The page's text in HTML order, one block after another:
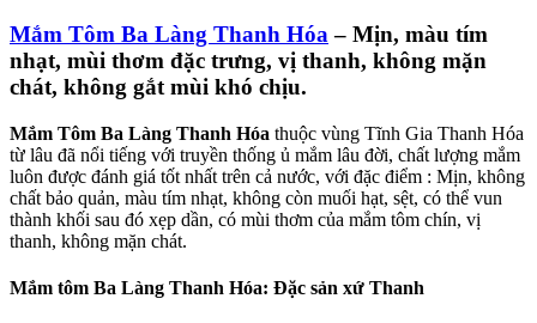
Mắm Tôm Ba Làng Thanh Hóa – Mịn, màu tím
nhạt, mùi thơm đặc trưng, vị thanh, không mặn
chát, không gắt mùi khó chịu.
Mắm Tôm Ba Làng Thanh Hóa thuộc vùng Tĩnh Gia Thanh Hóa
từ lâu đã nổi tiếng với truyền thống ủ mắm lâu đời, chất lượng mắm
luôn được đánh giá tốt nhất trên cả nước, với đặc điểm : Mịn, không
chất bảo quản, màu tím nhạt, không còn muối hạt, sệt, có thể vun
thành khối sau đó xẹp dần, có mùi thơm của mắm tôm chín, vị
thanh, không mặn chát.
Mắm tôm Ba Làng Thanh Hóa: Đặc sản xứ Thanh